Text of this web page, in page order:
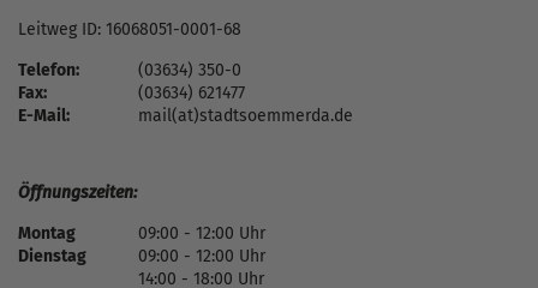
Leitweg ID: 16068051-0001-68
Telefon:
(03634) 350-0
Fax:
(03634) 621477
E-Mail:
mail(at)stadtsoemmerda.de
Öffnungszeiten:
Montag
09:00 - 12:00 Uhr
Dienstag
09:00 - 12:00 Uhr
14:00 - 18:00 Uhr